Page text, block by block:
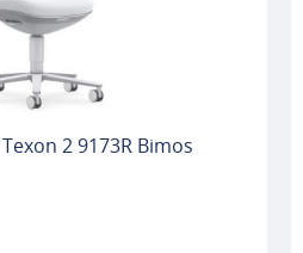
2 9173R Bimos